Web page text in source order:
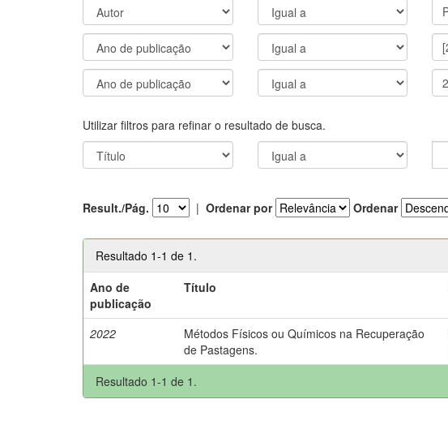
Utilizar filtros para refinar o resultado de busca.
Result./Pág. | Ordenar por Ordenar
Resultado 1-1 de 1.
Ano de
publicação
Título
2022
Métodos Físicos ou Químicos na Recuperação
de Pastagens.
Resultado 1-1 de 1.